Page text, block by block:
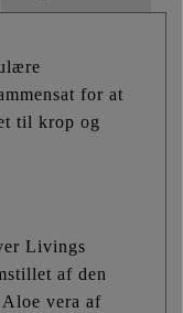
for at
til krop og
Livings
af den
vera af